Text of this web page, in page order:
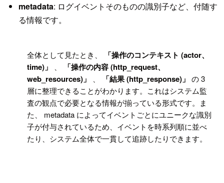
metadata: ログイベントそのものの識別子など、付随す
る情報です。
全体として見たとき、
「操作のコンテキスト (actor、
time)」
、
「操作の内容 (http_request、
web_resources)」
、 「結果 (http_response)」 の 3
層に整理できることがわかります。これはシステム監
査の観点で必要となる情報が揃っている形式です。ま
た、 metadata によってイベントごとにユニークな識別
子が付与されているため、イベントを時系列順に並べ
たり、システム全体で一貫して追跡したりできます。